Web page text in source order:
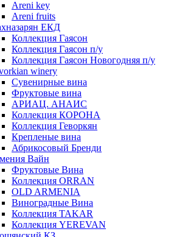
Areni key
Areni fruits
ЕКД
Коллекция Гаясон
Коллекция Гаясон п/у
Коллекция Гаясон Новогодняя п/у
winery
Сувенирные вина
Фруктовые вина
АРИАЦ. АНАИС
Коллекция КОРОНА
Коллекция Геворкян
Крепленые вина
Абрикосовый Бренди
Вайн
Фруктовые Вина
Коллекция ORRAN
OLD ARMENIA
Виноградные Вина
Коллекция TAKAR
Коллекция YEREVAN